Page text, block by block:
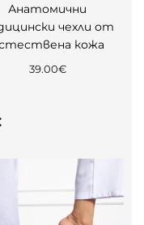
Анатомични
чехли от
кожа
39.00€